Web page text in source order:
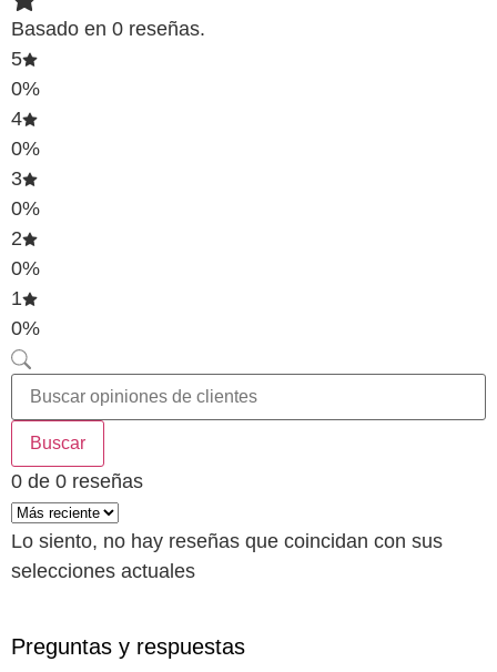
Basado en 0 reseñas.
5
0%
4
0%
3
0%
2
0%
1
0%
Buscar
0 de 0 reseñas
Lo siento, no hay reseñas que coincidan con sus
selecciones actuales
Preguntas y respuestas